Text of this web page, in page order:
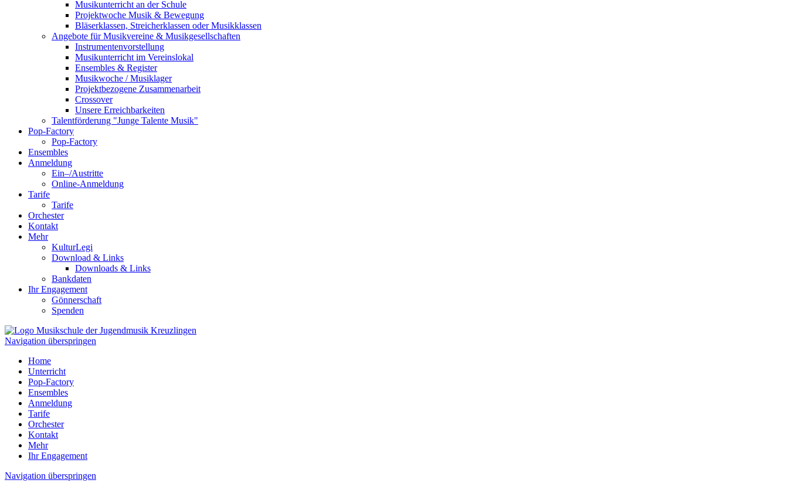
Musikunterricht an der Schule
Projektwoche Musik & Bewegung
Bläserklassen, Streicherklassen oder Musikklassen
Angebote für Musikvereine & Musikgesellschaften
Instrumentenvorstellung
Musikunterricht im Vereinslokal
Ensembles & Register
Musikwoche / Musiklager
Projektbezogene Zusammenarbeit
Crossover
Unsere Erreichbarkeiten
Talentförderung "Junge Talente Musik"
Pop-Factory
Pop-Factory
Ensembles
Anmeldung
Ein–/Austritte
Online-Anmeldung
Tarife
Tarife
Orchester
Kontakt
Mehr
KulturLegi
Download & Links
Downloads & Links
Bankdaten
Ihr Engagement
Gönnerschaft
Spenden
Navigation überspringen
Home
Unterricht
Pop-Factory
Ensembles
Anmeldung
Tarife
Orchester
Kontakt
Mehr
Ihr Engagement
Navigation überspringen